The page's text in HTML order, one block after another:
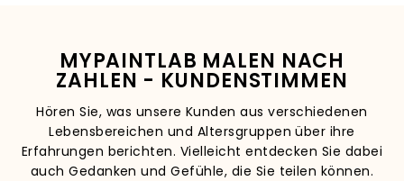
MYPAINTLAB MALEN NACH
ZAHLEN - KUNDENSTIMMEN
Hören Sie, was unsere Kunden aus verschiedenen
Lebensbereichen und Altersgruppen über ihre
Erfahrungen berichten. Vielleicht entdecken Sie dabei
auch Gedanken und Gefühle, die Sie teilen können.